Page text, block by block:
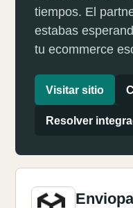
tiempos. El
estabas
tu ecommerce
Visitar sitio
Resolver